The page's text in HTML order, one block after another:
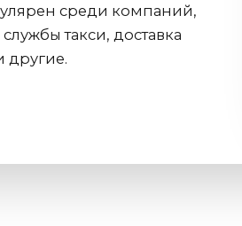
среди компаний,
такси, доставка
другие.